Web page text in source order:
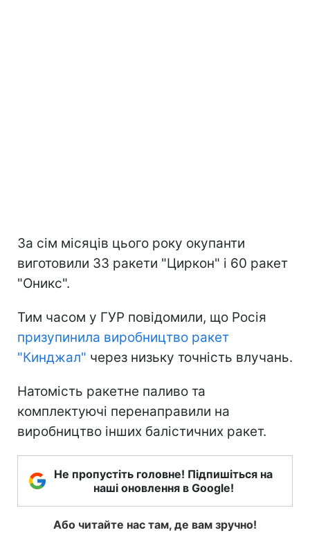
За сім місяців цього року окупанти
виготовили 33 ракети "Циркон" і 60 ракет
"Оникс".
Тим часом у ГУР повідомили, що Росія
призупинила виробництво ракет
"Кинджал" через низьку точність влучань.
Натомість ракетне паливо та
комплектуючі перенаправили на
виробництво інших балістичних ракет.
Не пропустіть головне! Підпишіться на
наші оновлення в Google!
Або читайте нас там, де вам зручно!